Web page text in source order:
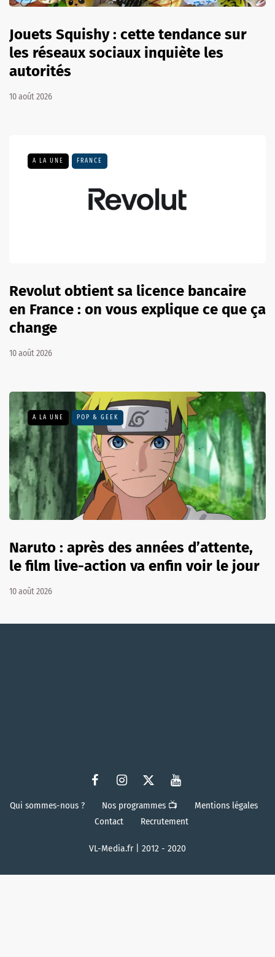
Jouets Squishy : cette tendance sur
les réseaux sociaux inquiète les
autorités
10 août 2026
A LA UNE FRANCE
Revolut obtient sa licence bancaire
en France : on vous explique ce que ça
change
10 août 2026
A LA UNE POP & GEEK
Naruto : après des années d’attente,
le film live-action va enfin voir le jour
10 août 2026
Qui sommes-nous ? Nos programmes 📺
Mentions légales
Contact
Recrutement
VL-Media.fr | 2012 - 2020